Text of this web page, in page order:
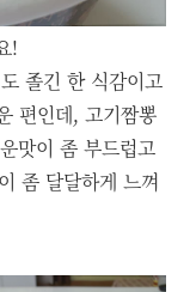
!
졸긴 한 식감이고
편인데, 고기짬뽕
맛이 좀 부드럽고
좀 달달하게 느껴